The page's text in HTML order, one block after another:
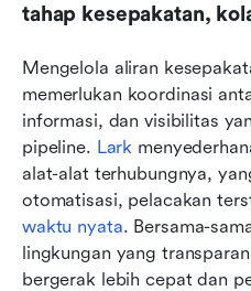
tahap kesepakatan,
Mengelola aliran
memerlukan koordinasi
informasi, dan visibilitas
pipeline. Lark
alat-alat terhubungnya,
otomatisasi, pelacakan
waktu nyata. Bersama-
lingkungan yang
bergerak lebih cepat dan